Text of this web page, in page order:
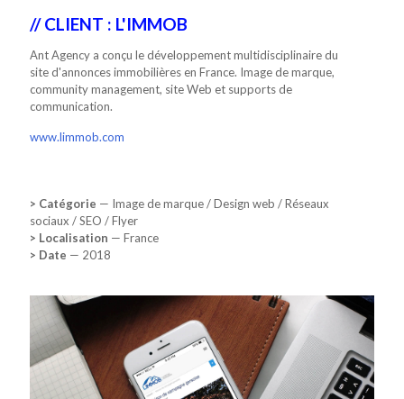
// CLIENT : L'IMMOB
Ant Agency a conçu le développement multidisciplinaire du
site d'annonces immobilières en France. Image de marque,
community management, site Web et supports de
communication.
www.limmob.com
> Catégorie — Image de marque / Design web / Réseaux
sociaux / SEO / Flyer
> Localisation — France
> Date — 2018